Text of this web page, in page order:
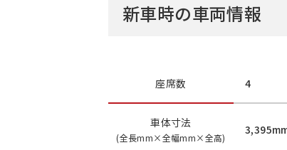
新車時の車両情報
座席数 4
車体寸法
(全長mm×全幅mm×全高)